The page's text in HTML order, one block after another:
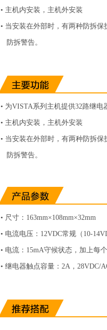
• 主机内安装，主机外安装
• 当安装在外部时，有两种防拆
防拆警告。
• 为VISTA系列主机提供32路继电
• 主机内安装，主机外安装
• 当安装在外部时，有两种防拆
防拆警告。
• 尺寸：163mm×108mm×32mm
• 电流电压：12VDC常规（10-
• 电流：15mA守候状态，加上每
• 继电器触点容量：2A，28VDC/